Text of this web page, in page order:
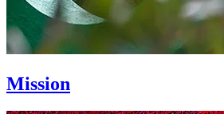
Mission